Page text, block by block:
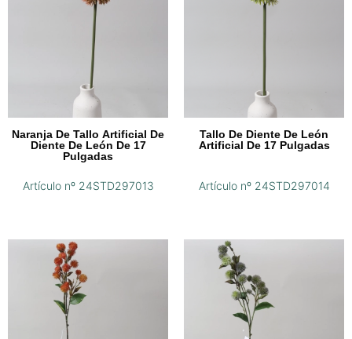
Naranja De Tallo Artificial De
Diente De León De 17
Pulgadas
Artículo nº 24STD297013
Tallo De Diente De León
Artificial De 17 Pulgadas
Artículo nº 24STD297014